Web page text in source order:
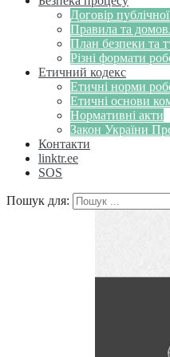
Договір
Правила та
План безпеки та
Різні формати
Етичний кодекс
Етичні норми
Етичні основи
Нормативні акти
Закон України
Контакти
linktr.ee
SOS
Пошук для: